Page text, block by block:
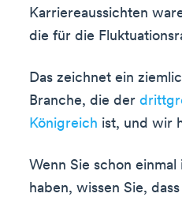
Karriereaussichten
die für die
Das zeichnet ein
Branche, die der
Königreich ist, und wir
Wenn Sie schon
haben, wissen Sie,